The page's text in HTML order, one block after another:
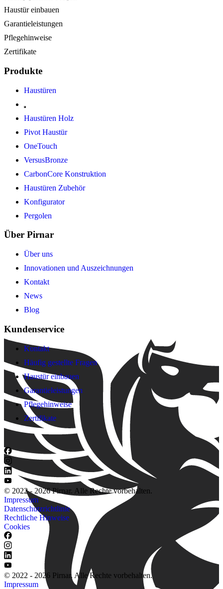
Haustür einbauen
Garantieleistungen
Pflegehinweise
Zertifikate
Produkte
Haustüren
Haustüren Holz
Pivot Haustür
OneTouch
VersusBronze
CarbonCore Konstruktion
Haustüren Zubehör
Konfigurator
Pergolen
Über Pirnar
Über uns
Innovationen und Auszeichnungen
Kontakt
News
Blog
Kundenservice
Kontakt
Häufig gestellte Fragen
Haustür einbauen
Garantieleistungen
Pflegehinweise
Zertifikate
© 2022 - 2026 Pirnar. Alle Rechte vorbehalten.
Impressum
Datenschutzrichtlinie
Rechtliche Hinweise
Cookies
© 2022 - 2026 Pirnar. Alle Rechte vorbehalten.
Impressum